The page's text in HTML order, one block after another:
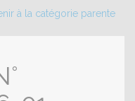
à la catégorie parente